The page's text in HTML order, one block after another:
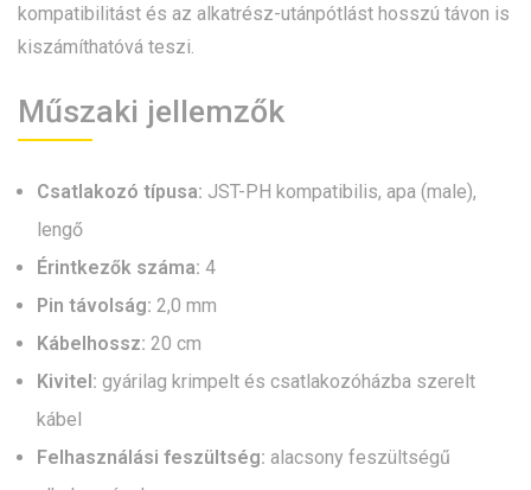
kompatibilitást és az alkatrész-utánpótlást hosszú távon is
kiszámíthatóvá teszi.
Műszaki jellemzők
Csatlakozó típusa: JST-PH kompatibilis, apa (male),
lengő
Érintkezők száma: 4
Pin távolság: 2,0 mm
Kábelhossz: 20 cm
Kivitel: gyárilag krimpelt és csatlakozóházba szerelt
kábel
Felhasználási feszültség: alacsony feszültségű